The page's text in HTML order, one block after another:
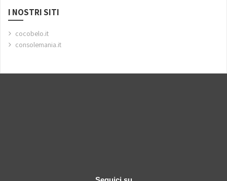
I NOSTRI SITI
cocobelo.it
consolemania.it